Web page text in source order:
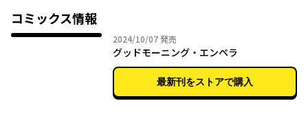
だらしがない先輩＆きまじめ後輩、正反対な２人に降りかかるイ
カれたS(uquid) F(iction)！
コミックス情報
2024/10/072024年10月07日
発売
グッドモーニング・エンペラ
最新刊をストアで購入